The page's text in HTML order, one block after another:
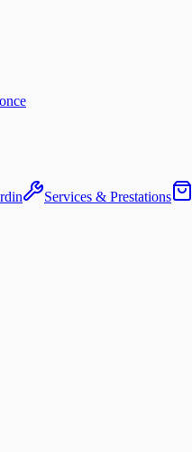
Services & Prestations